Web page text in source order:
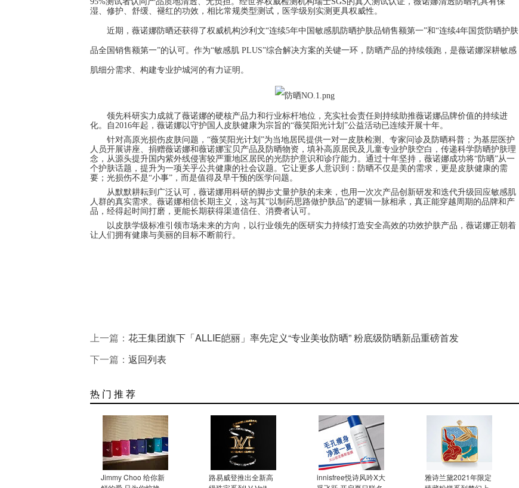
湿、修护、舒缓、褪红的功效，相比常规类型测试，医学级别实测更具权威性。
近期，薇诺娜防晒还获得了权威机构沙利文“连续5年中国敏感肌防晒护肤品销售额第一”和“连续4年国货防晒护肤
品全国销售额第一”的认可。作为“敏感肌 PLUS”综合解决方案的关键一环，防晒产品的持续领跑，是薇诺娜深耕敏感
肌细分需求、构建专业护城河的有力证明。
领先科研实力成就了薇诺娜的硬核产品力和行业标杆地位，充实社会责任则持续助推薇诺娜品牌价值的持续进
化。自2016年起，薇诺娜以守护国人皮肤健康为宗旨的“薇笑阳光计划”公益活动已连续开展十年。
针对高原光损伤皮肤问题，“薇笑阳光计划”为当地居民提供一对一皮肤检测、专家问诊及防晒科普；为基层医护
人员开展讲座、捐赠薇诺娜和薇诺娜宝贝产品及防晒物资，填补高原居民及儿童专业护肤空白，传递科学防晒护肤理
念，从源头提升国内紫外线侵害较严重地区居民的光防护意识和诊疗能力。通过十年坚持，薇诺娜成功将“防晒”从一
个护肤话题，提升为一项关乎公共健康的社会议题。它让更多人意识到：防晒不仅是美的需求，更是皮肤健康的需
要；光损伤不是“小事”，而是值得及早干预的医学问题。
从默默耕耘到广泛认可，薇诺娜用科研的脚步丈量护肤的未来，也用一次次产品创新研发和迭代升级回应敏感肌
人群的真实需求。薇诺娜相信长期主义，这与其“以制药思路做护肤品”的逻辑一脉相承，真正能穿越周期的品牌和产
品，经得起时间打磨，更能长期获得渠道信任、消费者认可。
以皮肤学级标准引领市场未来的方向，以行业领先的医研实力持续打造安全高效的功效护肤产品，薇诺娜正朝着
让人们拥有健康与美丽的目标不断前行。
上一篇： 花王集团旗下「ALLIE皑丽」率先定义“专业美妆防晒” 粉底级防晒新品重磅首发
下一篇： 返回列表
热 门 推 荐
Jimmy Choo 给你新
路易威登推出全新高
innisfree悦诗风吟X大
雅诗兰黛2021年限定